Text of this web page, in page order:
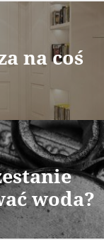
na coś
woda?